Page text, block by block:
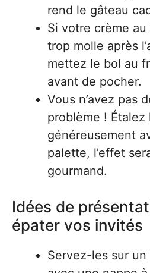
rend le gâteau
Si votre crème
trop molle après
mettez le bol au
avant de pocher.
Vous n’avez pas
problème ! Étalez
généreusement
palette, l’effet
gourmand.
Idées de
épater vos invités
Servez-les sur un